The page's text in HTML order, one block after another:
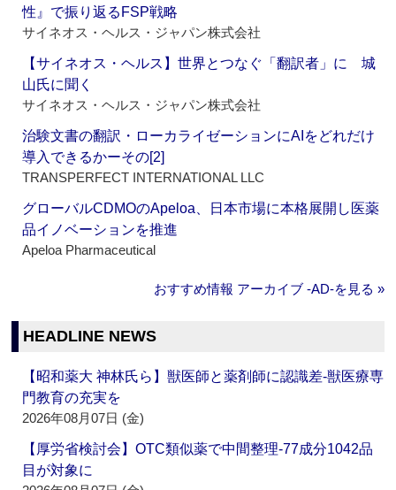
性』で振り返るFSP戦略
サイネオス・ヘルス・ジャパン株式会社
【サイネオス・ヘルス】世界とつなぐ「翻訳者」に 城
山氏に聞く
サイネオス・ヘルス・ジャパン株式会社
治験文書の翻訳・ローカライゼーションにAIをどれだけ
導入できるかーその[2]
TRANSPERFECT INTERNATIONAL LLC
グローバルCDMOのApeloa、日本市場に本格展開し医薬
品イノベーションを推進
Apeloa Pharmaceutical
おすすめ情報 アーカイブ ‐AD‐を見る »
HEADLINE NEWS
【昭和薬大 神林氏ら】獣医師と薬剤師に認識差‐獣医療専
門教育の充実を
2026年08月07日 (金)
【厚労省検討会】OTC類似薬で中間整理‐77成分1042品
目が対象に